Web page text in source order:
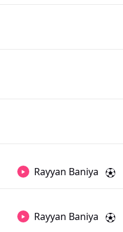
Rayyan Baniya
Rayyan Baniya